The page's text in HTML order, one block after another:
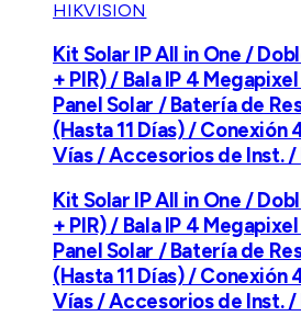
HIKVISION
Kit Solar IP All in One /
+ PIR) / Bala IP 4
Panel Solar / Batería de
(Hasta 11 Días) / Conexión
Vías / Accesorios de Inst.
Kit Solar IP All in One /
+ PIR) / Bala IP 4
Panel Solar / Batería de
(Hasta 11 Días) / Conexión
Vías / Accesorios de Inst.